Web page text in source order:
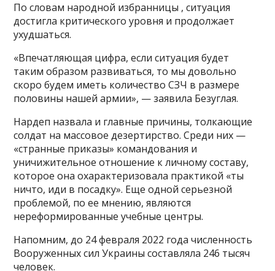
По словам народной избранницы , ситуация
достигла критического уровня и продолжает
ухудшаться.
«Впечатляющая цифра, если ситуация будет
таким образом развиваться, то мы довольно
скоро будем иметь количество СЗЧ в размере
половины нашей армии», — заявила Безуглая.
Нардеп назвала и главные причины, толкающие
солдат на массовое дезертирство. Среди них —
«странные приказы» командования и
уничижительное отношение к личному составу,
которое она охарактеризовала практикой «ты
ничто, иди в посадку». Еще одной серьезной
проблемой, по ее мнению, являются
нереформированные учебные центры.
Напомним, до 24 февраля 2022 года численность
Вооруженных сил Украины составляла 246 тысяч
человек.